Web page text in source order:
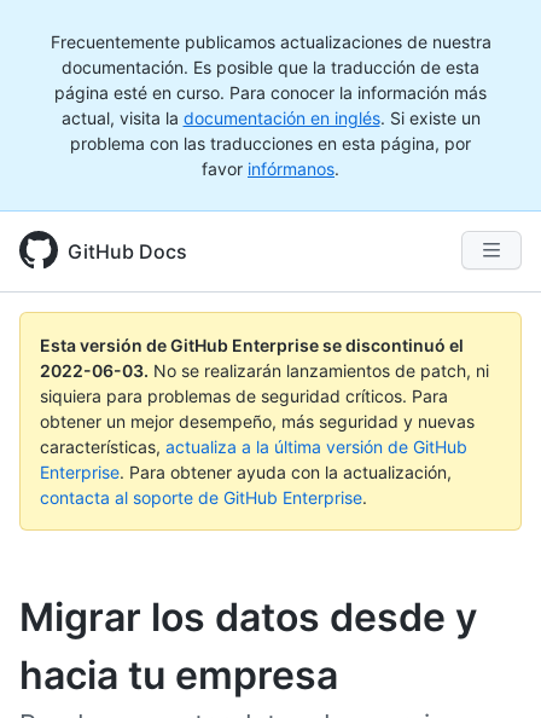
Frecuentemente publicamos actualizaciones de nuestra
documentación. Es posible que la traducción de esta
página esté en curso. Para conocer la información más
actual, visita la documentación en inglés. Si existe un
problema con las traducciones en esta página, por
favor infórmanos.
GitHub Docs
Esta versión de GitHub Enterprise se discontinuó el
2022-06-03. No se realizarán lanzamientos de patch, ni
siquiera para problemas de seguridad críticos. Para
obtener un mejor desempeño, más seguridad y nuevas
características, actualiza a la última versión de GitHub
Enterprise. Para obtener ayuda con la actualización,
contacta al soporte de GitHub Enterprise.
Migrar los datos desde y
hacia tu empresa